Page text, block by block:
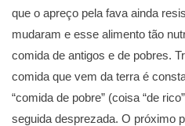
que o apreço pela fava ainda
mudaram e esse alimento tão
comida de antigos e de pobres.
comida que vem da terra é
“comida de pobre” (coisa “de
seguida desprezada. O próximo